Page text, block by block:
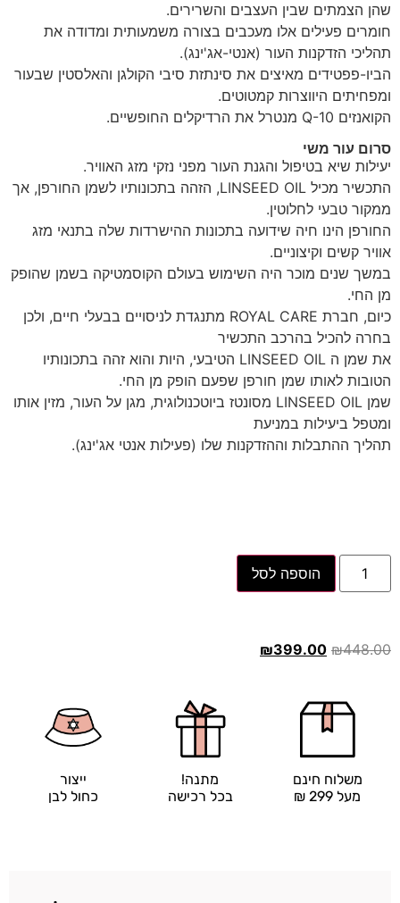
שהן הצמתים שבין העצבים והשרירים.
חומרים פעילים אלו מעכבים בצורה משמעותית ומדודה את
תהליכי הזדקנות העור (אנטי-אג'ינג).
הביו-פפטידים מאיצים את סינתזת סיבי הקולגן והאלסטין שבעור
ומפחיתים היווצרות קמטוטים.
הקואנזים Q-10 מנטרל את הרדיקלים החופשיים.
סרום עור משי
יעילות שיא בטיפול והגנת העור מפני נזקי מזג האוויר.
התכשיר מכיל LINSEED OIL, הזהה בתכונותיו לשמן החורפן, אך
ממקור טבעי לחלוטין.
החורפן הינו חיה שידועה בתכונות ההישרדות שלה בתנאי מזג
אוויר קשים וקיצוניים.
במשך שנים מוכר היה השימוש בעולם הקוסמטיקה בשמן שהופק
מן החי.
כיום, חברת ROYAL CARE מתנגדת לניסויים בבעלי חיים, ולכן
בחרה להכיל בהרכב התכשיר
את שמן ה LINSEED OIL הטיבעי, היות והוא זהה בתכונותיו
הטובות לאותו שמן חורפן שפעם הופק מן החי.
שמן LINSEED OIL מסונטז ביוטכנולוגית, מגן על העור, מזין אותו
ומטפל ביעילות במניעת
תהליך ההתבלות וההזדקנות שלו (פעילות אנטי אג'ינג).
הוספה לסל
₪448.00
₪399.00
משלוח חינם
מעל 299 ₪
מתנה!
בכל רכישה
ייצור
כחול לבן